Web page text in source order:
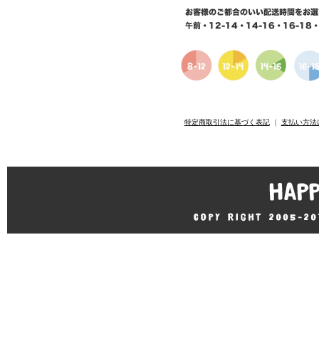
特定商取引法に基づく表記｜ 支払い方法